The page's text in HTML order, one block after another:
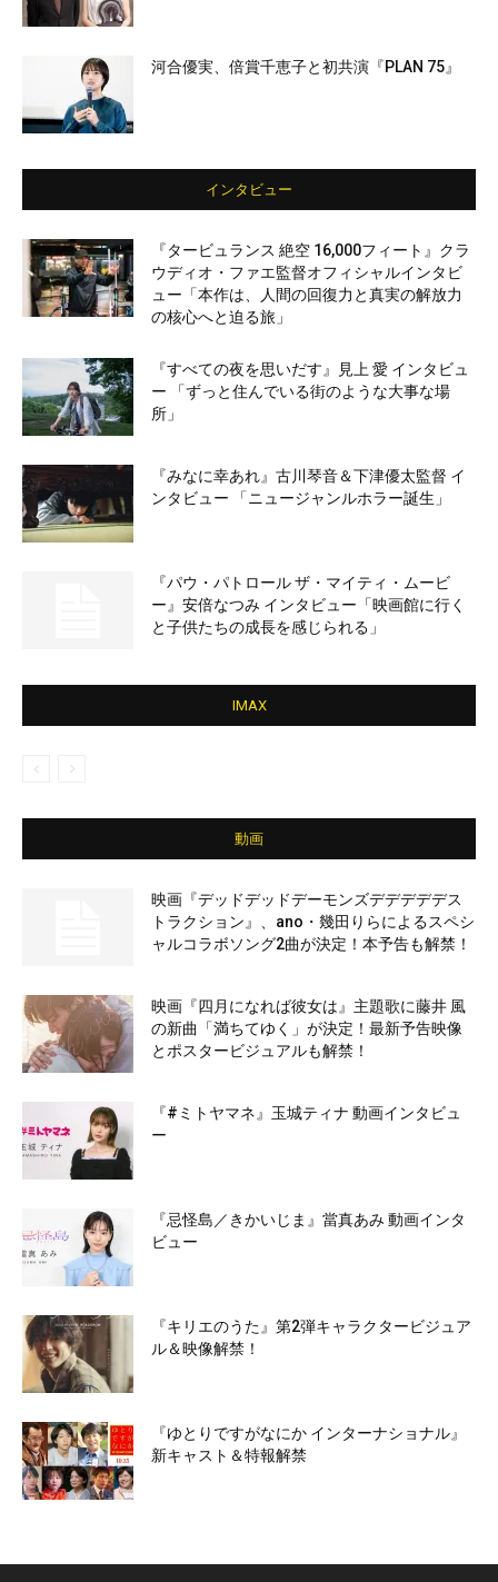
河合優実、倍賞千恵子と初共演『PLAN 75』
インタビュー
『タービュランス 絶空 16,000フィート』クラ
ウディオ・ファエ監督オフィシャルインタビ
ュー「本作は、人間の回復力と真実の解放力
の核心へと迫る旅」
『すべての夜を思いだす』見上 愛 インタビュ
ー 「ずっと住んでいる街のような大事な場
所」
『みなに幸あれ』古川琴音＆下津優太監督 イ
ンタビュー 「ニュージャンルホラー誕生」
『パウ・パトロール ザ・マイティ・ムービ
ー』安倍なつみ インタビュー「映画館に行く
と子供たちの成長を感じられる」
IMAX
動画
映画『デッドデッドデーモンズデデデデデス
トラクション』、ano・幾田りらによるスペシ
ャルコラボソング2曲が決定！本予告も解禁！
映画『四月になれば彼女は』主題歌に藤井 風
の新曲「満ちてゆく」が決定！最新予告映像
とポスタービジュアルも解禁！
『#ミトヤマネ』玉城ティナ 動画インタビュ
ー
『忌怪島／きかいじま』當真あみ 動画インタ
ビュー
『キリエのうた』第2弾キャラクタービジュア
ル＆映像解禁！
『ゆとりですがなにか インターナショナル』
新キャスト＆特報解禁